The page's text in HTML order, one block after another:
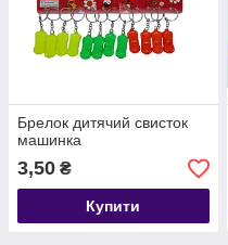
Брелок дитячий свисток
машинка
3,50 ₴
Купити